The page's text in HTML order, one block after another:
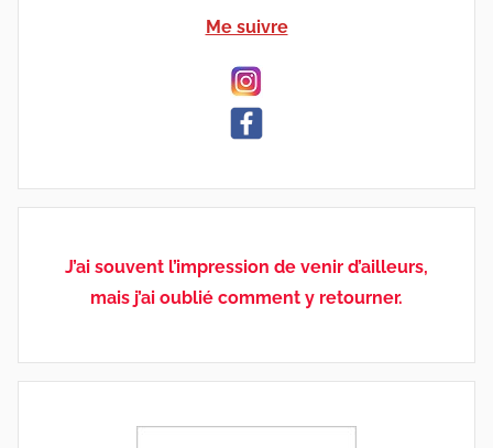
Me suivre
J’ai souvent l’impression de venir d’ailleurs,
mais j’ai oublié comment y retourner.